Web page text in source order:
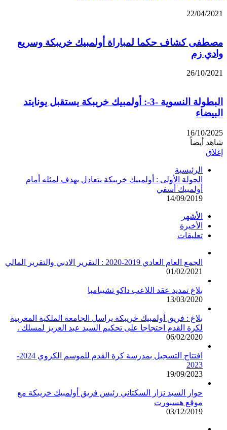
22/04/2021
مصطفى كشاف حكما لمباراة أولمبيك خريبكة وسريع
وادي زم
26/10/2021
البطولة النسوية -3-: أولمبيك خريبكة يستقبل يونايتد
البيضاء
16/10/2025
شاهد أيضاً
إغلاق
الرئيسية
الجولة الأولى : أولمبيك خريبكة يتعادل بهدف لمثله أمام
أولمبيك أسفي
14/09/2019
الأشهر
الأخيرة
تعليقات
الجمع العام العادي 2019-2020 : التقرير الادبي والتقرير المالي
01/02/2021
بلاغ تمديد عقد اللاعب داكو تشيبامبا
13/03/2020
بلاغ : فريق أولمبيك خريبكة يراسل الجامعة الملكية المغربية
لكرة القدم احتجاجا على تحكيم السيد عبد العزيز لمسلك .
06/02/2020
افتتاح التسجيل بمدرسة كرة القدم للموسم الكروي 2024-
2023
19/09/2023
حوار السيد نزار السكتاني رئيس فريق أولمبيك خريبكة مع
موقع هسبورت
03/12/2019